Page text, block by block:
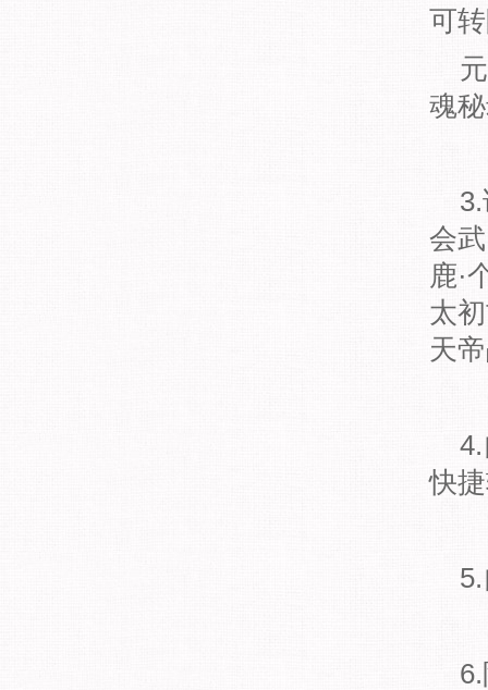
可
魂
会
鹿·
太
天
快